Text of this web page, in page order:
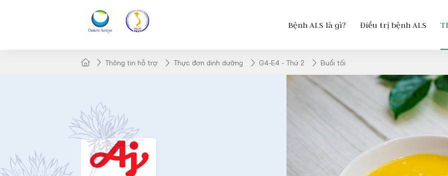
Bệnh ALS là gì? Điều trị bệnh ALS
Thông tin hỗ trợ Thực đơn dinh dưỡng G4-E4 - Thứ 2 Buổi tối